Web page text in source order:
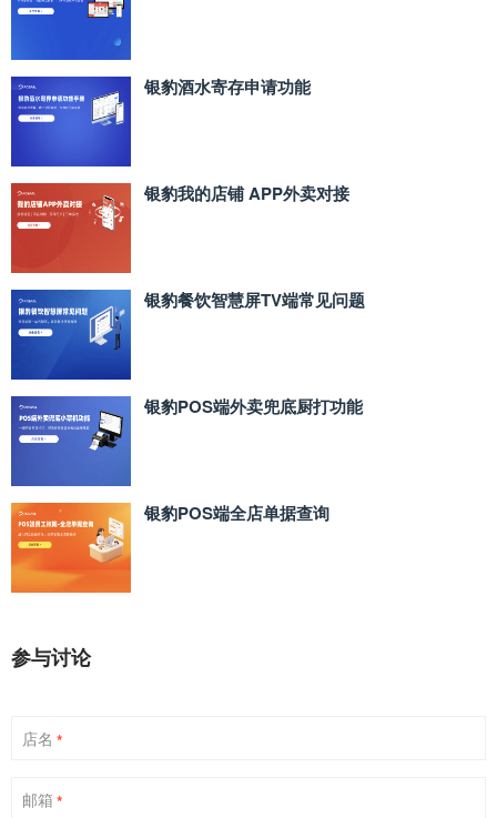
银豹酒水寄存申请功能
银豹我的店铺 APP外卖对接
银豹餐饮智慧屏TV端常见问题
银豹POS端外卖兜底厨打功能
银豹POS端全店单据查询
参与讨论
店名 *
邮箱 *